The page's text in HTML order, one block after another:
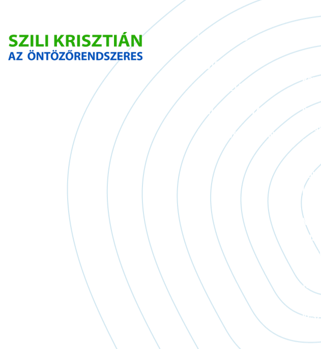
Információ
Ügyfeleim írták
ADATVÉDELEM
JOGI NYILATKOZAT
Öntözőrendszer blog
Heves
Pest
Tolna